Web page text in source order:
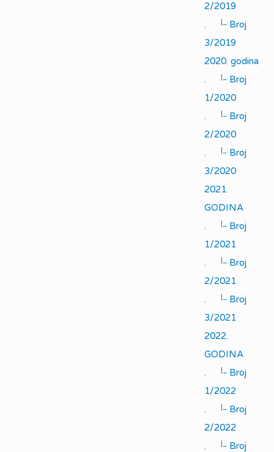
2/2019
.
|_ Broj
3/2019
2020. godina
.
|_ Broj
1/2020
.
|_ Broj
2/2020
.
|_ Broj
3/2020
2021.
GODINA
.
|_ Broj
1/2021
.
|_ Broj
2/2021
.
|_ Broj
3/2021
2022.
GODINA
.
|_ Broj
1/2022
.
|_ Broj
2/2022
.
|_ Broj